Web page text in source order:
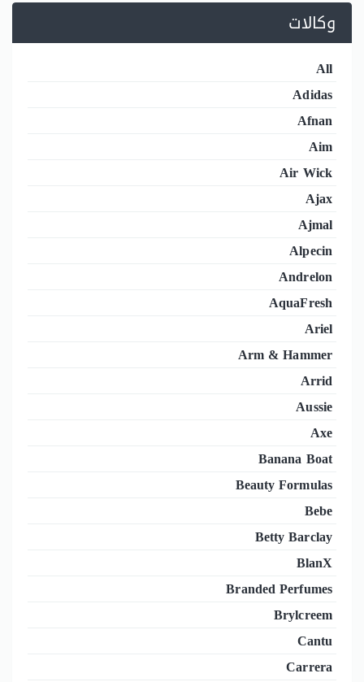
وكالات
All
Adidas
Afnan
Aim
Air Wick
Ajax
Ajmal
Alpecin
Andrelon
AquaFresh
Ariel
Arm & Hammer
Arrid
Aussie
Axe
Banana Boat
Beauty Formulas
Bebe
Betty Barclay
BlanX
Branded Perfumes
Brylcreem
Cantu
Carrera